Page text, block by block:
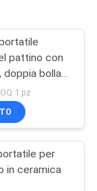
pattino con
doppia bolla
pz
per
in ceramica